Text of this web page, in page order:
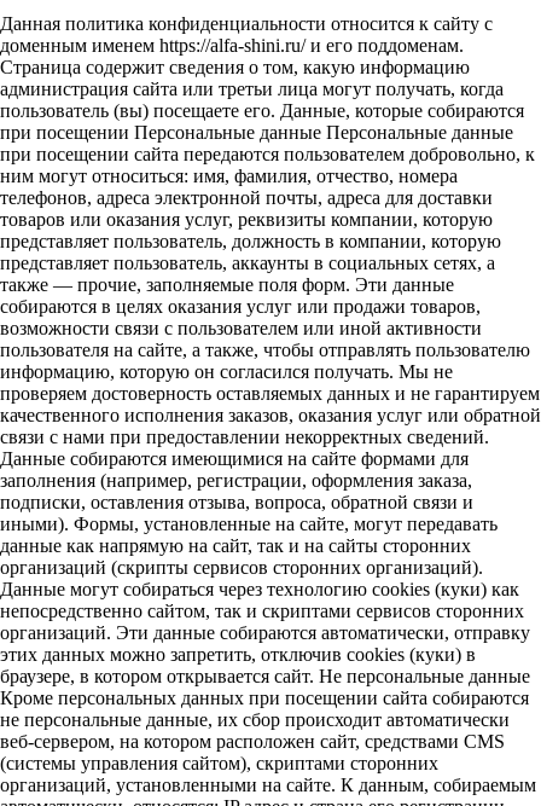
Данная политика конфиденциальности относится к сайту с
доменным именем https://alfa-shini.ru/ и его поддоменам.
Страница содержит сведения о том, какую информацию
администрация сайта или третьи лица могут получать, когда
пользователь (вы) посещаете его. Данные, которые собираются
при посещении Персональные данные Персональные данные
при посещении сайта передаются пользователем добровольно, к
ним могут относиться: имя, фамилия, отчество, номера
телефонов, адреса электронной почты, адреса для доставки
товаров или оказания услуг, реквизиты компании, которую
представляет пользователь, должность в компании, которую
представляет пользователь, аккаунты в социальных сетях, а
также — прочие, заполняемые поля форм. Эти данные
собираются в целях оказания услуг или продажи товаров,
возможности связи с пользователем или иной активности
пользователя на сайте, а также, чтобы отправлять пользователю
информацию, которую он согласился получать. Мы не
проверяем достоверность оставляемых данных и не гарантируем
качественного исполнения заказов, оказания услуг или обратной
связи с нами при предоставлении некорректных сведений.
Данные собираются имеющимися на сайте формами для
заполнения (например, регистрации, оформления заказа,
подписки, оставления отзыва, вопроса, обратной связи и
иными). Формы, установленные на сайте, могут передавать
данные как напрямую на сайт, так и на сайты сторонних
организаций (скрипты сервисов сторонних организаций).
Данные могут собираться через технологию cookies (куки) как
непосредственно сайтом, так и скриптами сервисов сторонних
организаций. Эти данные собираются автоматически, отправку
этих данных можно запретить, отключив cookies (куки) в
браузере, в котором открывается сайт. Не персональные данные
Кроме персональных данных при посещении сайта собираются
не персональные данные, их сбор происходит автоматически
веб-сервером, на котором расположен сайт, средствами CMS
(системы управления сайтом), скриптами сторонних
организаций, установленными на сайте. К данным, собираемым